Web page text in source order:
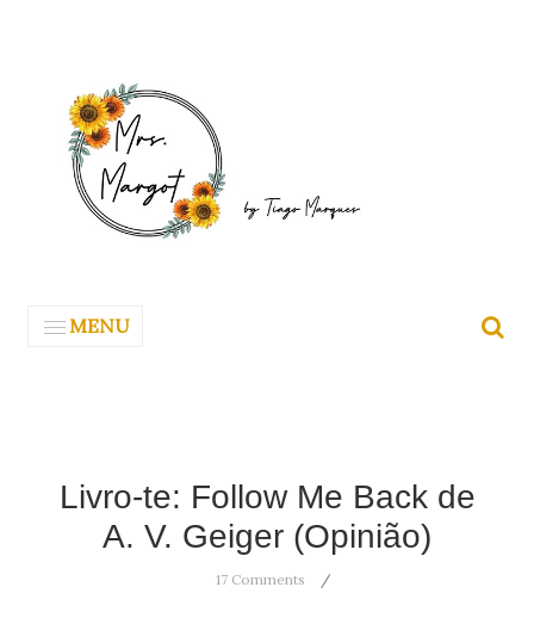
MENU
Livro-te: Follow Me Back de
A. V. Geiger (Opinião)
17 Comments